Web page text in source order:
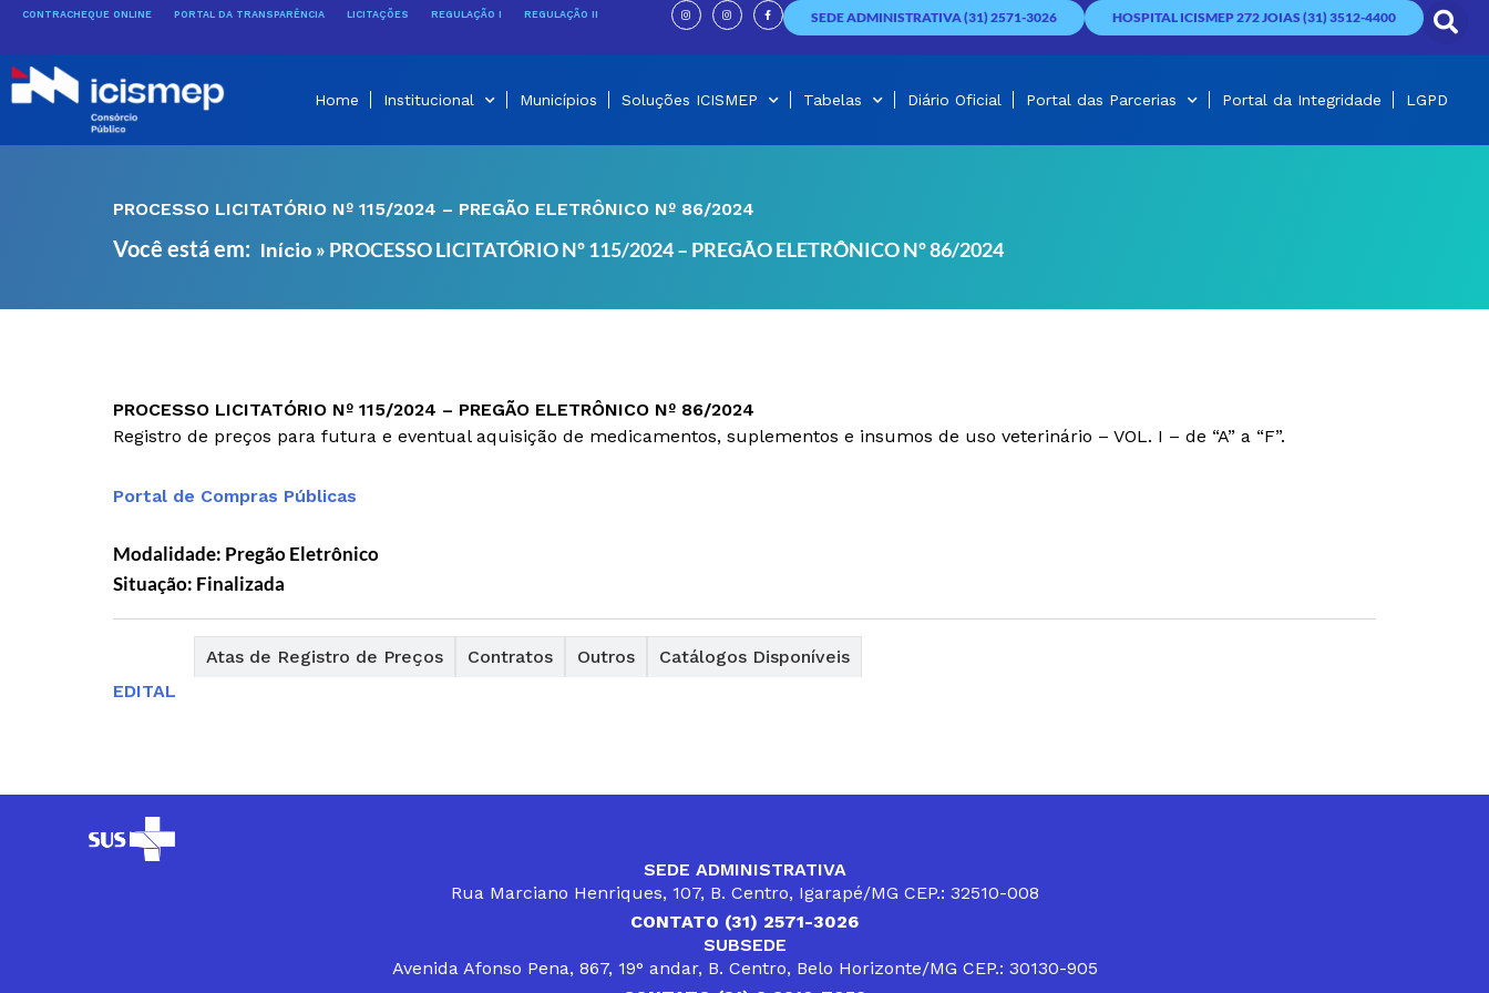
conteúdo
CONTRACHEQUE ONLINE PORTAL DA TRANSPARÊNCIA LICITAÇÕES REGULAÇÃO I REGULAÇÃO II
I
n
s
t
g
I
n
s
t
g
F
a
c
e
o
SEDE ADMINISTRATIVA (31) 2571-3026 HOSPITAL ICISMEP 272 JOIAS (31) 3512-4400
Home Institucional Municípios Soluções ICISMEP Tabelas Diário Oficial Portal das Parcerias Portal da Integridade LGPD
PROCESSO LICITATÓRIO Nº 115/2024 – PREGÃO ELETRÔNICO Nº 86/2024
Você está em: Início » PROCESSO LICITATÓRIO Nº 115/2024 – PREGÃO ELETRÔNICO Nº 86/2024
PROCESSO LICITATÓRIO Nº 115/2024 – PREGÃO ELETRÔNICO Nº 86/2024
Registro de preços para futura e eventual aquisição de medicamentos, suplementos e insumos de uso veterinário – VOL. I – de “A” a “F”.
Portal de Compras Públicas
Modalidade: Pregão Eletrônico
Situação: Finalizada
Atas de Registro de Preços Contratos Outros
Catálogos Disponíveis
EDITAL
SEDE ADMINISTRATIVA
Rua Marciano Henriques, 107, B. Centro, Igarapé/MG CEP.: 32510-008
CONTATO (31) 2571-3026
SUBSEDE
Avenida Afonso Pena, 867, 19° andar, B. Centro, Belo Horizonte/MG CEP.: 30130-905